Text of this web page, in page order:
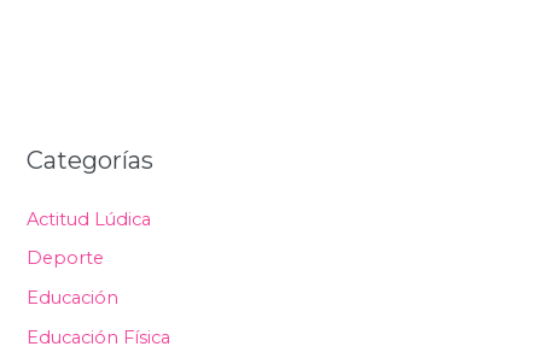
Categorías
Actitud Lúdica
Deporte
Educación
Educación Física